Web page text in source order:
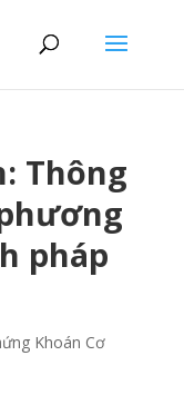
Thông
pháp
Khoán Cơ